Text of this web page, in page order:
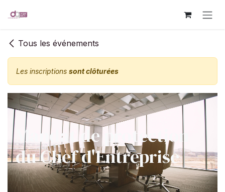
Tous les événements
Les inscriptions sont clôturées
Mandat de protection
du Chef d'Entreprise